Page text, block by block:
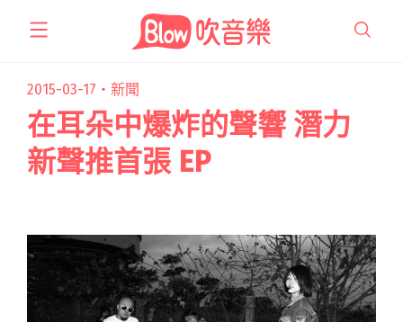
2015-03-17・ 新聞
在耳朵中爆炸的聲響 潛力
新聲推首張 EP